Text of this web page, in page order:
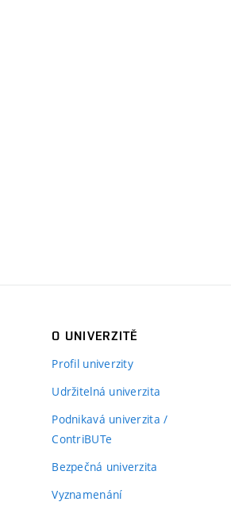
O UNIVERZITĚ
Profil univerzity
Udržitelná univerzita
Podnikavá univerzita /
ContriBUTe
Bezpečná univerzita
Vyznamenání